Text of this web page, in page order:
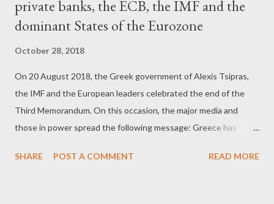
private banks, the ECB, the IMF and the
dominant States of the Eurozone
October 28, 2018
On 20 August 2018, the Greek government of Alexis Tsipras,
the IMF and the European leaders celebrated the end of the
Third Memorandum. On this occasion, the major media and
those in power spread the following message: Greece has
is on the decline, Europe has lent Greece 300 billion and the
SHARE POST A COMMENT READ MORE